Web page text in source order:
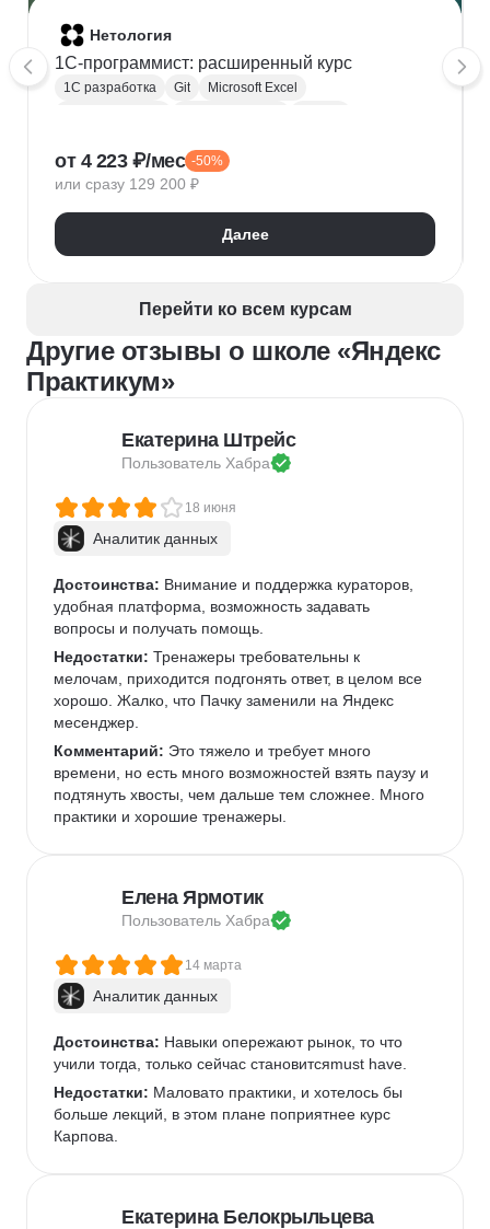
Нетология
1C-программист: расширенный курс
1С разработка Git
Microsoft Excel
Конфигурирование 1С
от 4 223 ₽/мес -50%
или сразу 129 200 ₽
Далее
Перейти ко всем курсам
Другие отзывы о школе «Яндекс
Практикум»
Екатерина Штрейс
Пользователь Хабра
18 июня
Аналитик данных
Достоинства: Внимание и поддержка кураторов,
удобная платформа, возможность задавать
вопросы и получать помощь.
Недостатки: Тренажеры требовательны к
мелочам, приходится подгонять ответ, в целом все
хорошо. Жалко, что Пачку заменили на Яндекс
месенджер.
Комментарий: Это тяжело и требует много
времени, но есть много возможностей взять паузу и
подтянуть хвосты, чем дальше тем сложнее. Много
практики и хорошие тренажеры.
Елена Ярмотик
Пользователь Хабра
14 марта
Аналитик данных
Достоинства: Навыки опережают рынок, то что
учили тогда, только сейчас становитсяmust have.
Недостатки: Маловато практики, и хотелось бы
больше лекций, в этом плане поприятнее курс
Карпова.
Екатерина Белокрыльцева